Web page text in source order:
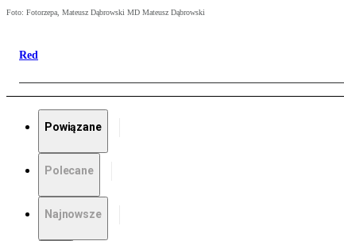
Foto: Fotorzepa, Mateusz Dąbrowski MD Mateusz Dąbrowski
Red
Powiązane
Polecane
Najnowsze